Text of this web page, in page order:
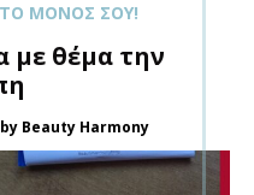
ΜΌΝΟΣ ΣΟΥ!
με θέμα την
by Beauty Harmony